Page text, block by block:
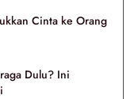
Cinta ke Orang
Dulu? Ini